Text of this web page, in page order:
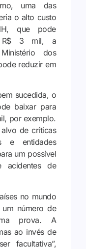
uma das
o alto custo
que pode
R$ 3 mil, a
dos
reduzir em
sucedida, o
baixar para
por exemplo.
de críticas
e entidades
um possível
acidentes de
no mundo
número de
prova. A
ao invés de
facultativa”,